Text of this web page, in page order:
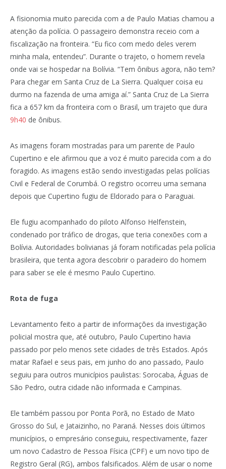
A fisionomia muito parecida com a de Paulo Matias chamou a
atenção da polícia. O passageiro demonstra receio com a
fiscalização na fronteira. “Eu fico com medo deles verem
minha mala, entendeu”. Durante o trajeto, o homem revela
onde vai se hospedar na Bolívia. “Tem ônibus agora, não tem?
Para chegar em Santa Cruz de La Sierra. Qualquer coisa eu
durmo na fazenda de uma amiga aí.” Santa Cruz de La Sierra
fica a 657 km da fronteira com o Brasil, um trajeto que dura
9h40 de ônibus.
As imagens foram mostradas para um parente de Paulo
Cupertino e ele afirmou que a voz é muito parecida com a do
foragido. As imagens estão sendo investigadas pelas polícias
Civil e Federal de Corumbá. O registro ocorreu uma semana
depois que Cupertino fugiu de Eldorado para o Paraguai.
Ele fugiu acompanhado do piloto Alfonso Helfenstein,
condenado por tráfico de drogas, que teria conexões com a
Bolívia. Autoridades bolivianas já foram notificadas pela polícia
brasileira, que tenta agora descobrir o paradeiro do homem
para saber se ele é mesmo Paulo Cupertino.
Rota de fuga
Levantamento feito a partir de informações da investigação
policial mostra que, até outubro, Paulo Cupertino havia
passado por pelo menos sete cidades de três Estados. Após
matar Rafael e seus pais, em junho do ano passado, Paulo
seguiu para outros municípios paulistas: Sorocaba, Águas de
São Pedro, outra cidade não informada e Campinas.
Ele também passou por Ponta Porã, no Estado de Mato
Grosso do Sul, e Jataizinho, no Paraná. Nesses dois últimos
municípios, o empresário conseguiu, respectivamente, fazer
um novo Cadastro de Pessoa Física (CPF) e um novo tipo de
Registro Geral (RG), ambos falsificados. Além de usar o nome